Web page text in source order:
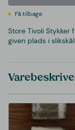
Få tilbage
Store Tivoli
given plads i